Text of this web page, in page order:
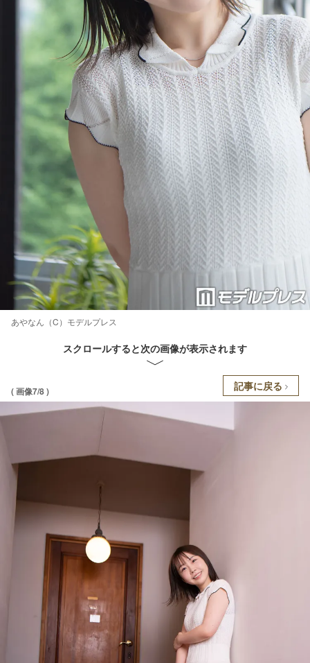
あやなん（C）モデルプレス
スクロールすると次の画像が表示されます
( 画像7/8 ) 記事に戻る